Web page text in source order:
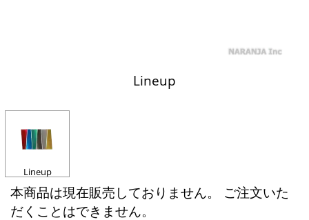
Lineup
Lineup
本商品は現在販売しておりません。 ご注文いた
だくことはできません。